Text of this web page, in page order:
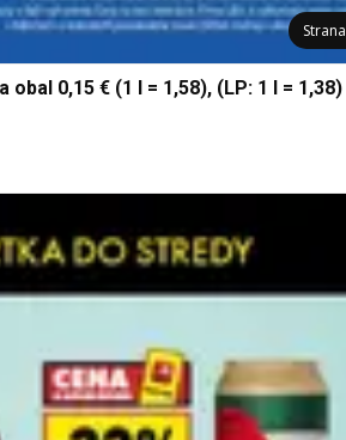
Strana
0,15 € (1 l = 1,58), (LP: 1 l = 1,38)